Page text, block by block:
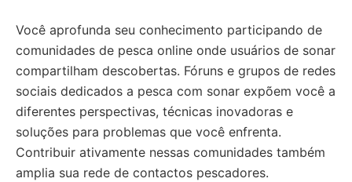
Você aprofunda seu conhecimento participando de
comunidades de pesca online onde usuários de sonar
compartilham descobertas. Fóruns e grupos de redes
sociais dedicados a pesca com sonar expõem você a
diferentes perspectivas, técnicas inovadoras e
soluções para problemas que você enfrenta.
Contribuir ativamente nessas comunidades também
amplia sua rede de contactos pescadores.